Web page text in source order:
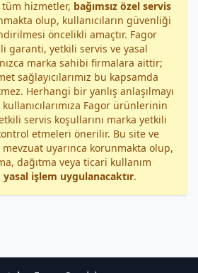
hizmetler, bağımsız özel servis
olup, kullanıcıların güvenliği
öncelikli amaçtır. Fagor
garanti, yetkili servis ve yasal
marka sahibi firmalara aittir;
sağlayıcılarımız bu kapsamda
Herhangi bir yanlış anlaşılmayı
Fagor ürünlerinin
servis koşullarını marka yetkili
etmeleri önerilir. Bu site ve
uyarınca korunmakta olup,
dağıtma veya ticari kullanım
yasal işlem uygulanacaktır.